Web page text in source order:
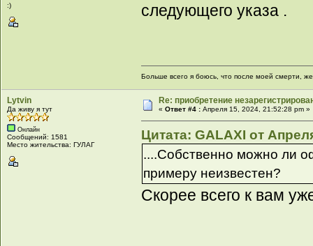
:)
следующего указа .
Больше всего я боюсь, что после моей смерти,
Lytvin
Да живу я тут
Онлайн
Сообщений: 1581
Место жительства: ГУЛАГ
Re: приобретение
«Ответ #4 : Апреля 15, 2024, 21:52:28 pm »
Цитата: GALAXI от
....Собственно можно ли
примеру неизвестен?
Скорее всего к вам